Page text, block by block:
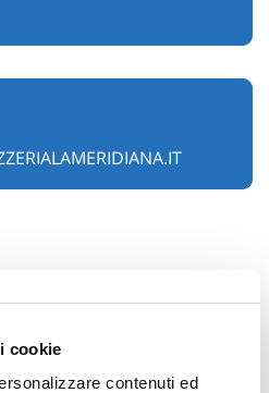
cookie
contenuti ed